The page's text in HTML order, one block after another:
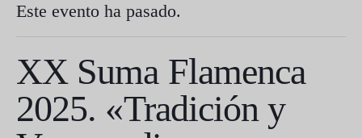
Este evento ha pasado.
XX Suma Flamenca
2025. «Tradición y